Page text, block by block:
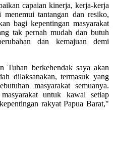
capaian kinerja, kerja-kerja
tantangan dan resiko,
bagi kepentingan masyarakat
tak pernah mudah dan butuh
dan kemajuan demi
Tuhan berkehendak saya akan
dilaksanakan, termasuk yang
masyarakat semuanya.
untuk kawal setiap
rakyat Papua Barat,"